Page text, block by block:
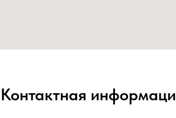
Контактная